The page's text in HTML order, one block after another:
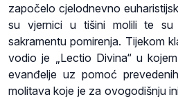
započelo cjelodnevno
su vjernici u tišini molili te su
sakramentu pomirenja. Tijekom
vodio je „Lectio Divina“ u
evanđelje uz pomoć
molitava koje je za ovogodišnju